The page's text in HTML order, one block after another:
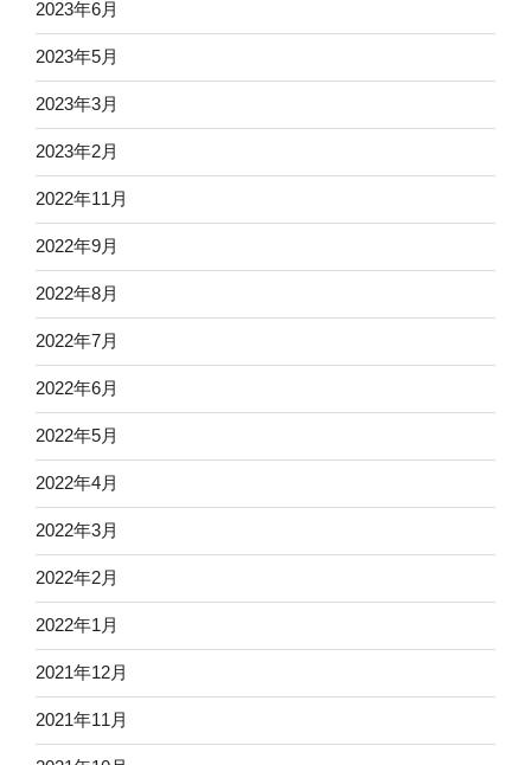
2023年6月
2023年5月
2023年3月
2023年2月
2022年11月
2022年9月
2022年8月
2022年7月
2022年6月
2022年5月
2022年4月
2022年3月
2022年2月
2022年1月
2021年12月
2021年11月